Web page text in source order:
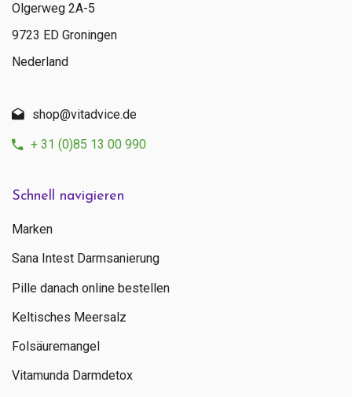
Kontaktieren Sie uns
Mo - Fr: 09:00 - 16:00
Schnell navigieren
Marken
Sana Intest Darmsanierung
Pille danach online bestellen
Keltisches Meersalz
Folsäuremangel
Vitamunda Darmdetox
Olgerweg 2A-5
9723 ED Groningen
Nederland
shop@vitadvice.de
+ 31 (0)85 13 00 990